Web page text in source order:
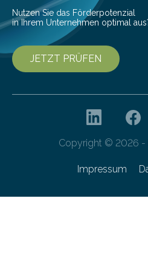
von 20…
Nutzen Sie das Förderpotenzial
in Ihrem Unternehmen optimal
JETZT PRÜFEN
Copyright © 2026 -
Impressum